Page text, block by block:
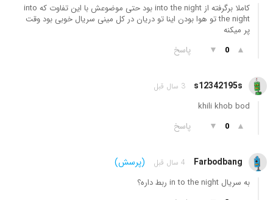
کاملا برگرفته از into the night بود حتی موضوعش با این تفاوت که into
the night تو هوا بودن اینا تو دریان در کل مینی سریال خوبی بود وقت
پر میکنه
▲
0
▼ پاسخ
s12342195s 3 سال قبل
khili khob bod
▲
0
▼ پاسخ
Farbodbang 4 سال قبل (پرسش)
به سریال in to the night ربط داره؟